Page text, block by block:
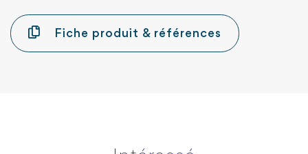
Fiche produit & références